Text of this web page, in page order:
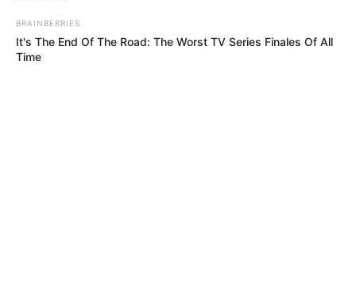
TEMAS DESTACADOS
BRAINBERRIES
It's The End Of The Road: The Worst TV Series Finales Of All
Time